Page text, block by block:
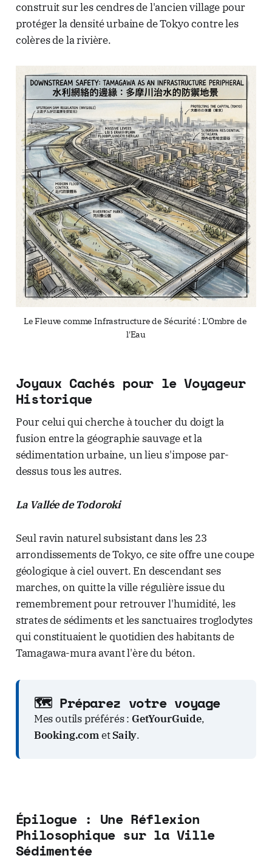
construit sur les cendres de l'ancien village pour
protéger la densité urbaine de Tokyo contre les
colères de la rivière.
Le Fleuve comme Infrastructure de Sécurité : L'Ombre de
l'Eau
Joyaux Cachés pour le Voyageur
Historique
Pour celui qui cherche à toucher du doigt la
fusion entre la géographie sauvage et la
sédimentation urbaine, un lieu s'impose par-
dessus tous les autres.
La Vallée de Todoroki
Seul ravin naturel subsistant dans les 23
arrondissements de Tokyo, ce site offre une coupe
géologique à ciel ouvert. En descendant ses
marches, on quitte la ville régulière issue du
remembrement pour retrouver l'humidité, les
strates de sédiments et les sanctuaires troglodytes
qui constituaient le quotidien des habitants de
Tamagawa-mura avant l'ère du béton.
🗺️ Préparez votre voyage
Mes outils préférés : GetYourGuide,
Booking.cometSaily.
Épilogue : Une Réflexion
Philosophique sur la Ville
Sédimentée